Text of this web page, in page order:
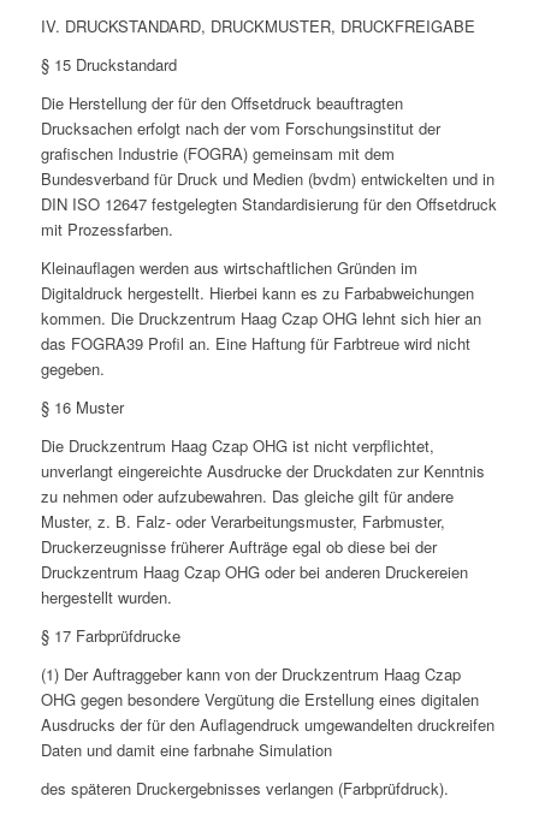
IV. DRUCKSTANDARD, DRUCKMUSTER, DRUCKFREIGABE
§ 15 Druckstandard
Die Herstellung der für den Offsetdruck beauftragten
Drucksachen erfolgt nach der vom Forschungsinstitut der
grafischen Industrie (FOGRA) gemeinsam mit dem
Bundesverband für Druck und Medien (bvdm) entwickelten und in
DIN ISO 12647 festgelegten Standardisierung für den Offsetdruck
mit Prozessfarben.
Kleinauflagen werden aus wirtschaftlichen Gründen im
Digitaldruck hergestellt. Hierbei kann es zu Farbabweichungen
kommen. Die Druckzentrum Haag Czap OHG lehnt sich hier an
das FOGRA39 Profil an. Eine Haftung für Farbtreue wird nicht
gegeben.
§ 16 Muster
Die Druckzentrum Haag Czap OHG ist nicht verpflichtet,
unverlangt eingereichte Ausdrucke der Druckdaten zur Kenntnis
zu nehmen oder aufzubewahren. Das gleiche gilt für andere
Muster, z. B. Falz- oder Verarbeitungsmuster, Farbmuster,
Druckerzeugnisse früherer Aufträge egal ob diese bei der
Druckzentrum Haag Czap OHG oder bei anderen Druckereien
hergestellt wurden.
§ 17 Farbprüfdrucke
(1) Der Auftraggeber kann von der Druckzentrum Haag Czap
OHG gegen besondere Vergütung die Erstellung eines digitalen
Ausdrucks der für den Auflagendruck umgewandelten druckreifen
Daten und damit eine farbnahe Simulation
des späteren Druckergebnisses verlangen (Farbprüfdruck).